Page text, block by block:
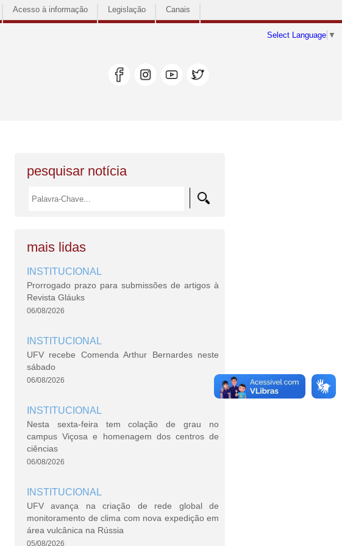
Acesso à informação Legislação Canais
Select Language ▼
pesquisar notícia
mais lidas
INSTITUCIONAL
Prorrogado prazo para submissões de artigos à
Revista Gláuks
06/08/2026
INSTITUCIONAL
UFV recebe Comenda Arthur Bernardes neste
sábado
06/08/2026
INSTITUCIONAL
Nesta sexta-feira tem colação de grau no
campus Viçosa e homenagem dos centros de
ciências
06/08/2026
INSTITUCIONAL
UFV avança na criação de rede global de
monitoramento de clima com nova expedição em
área vulcânica na Rússia
05/08/2026